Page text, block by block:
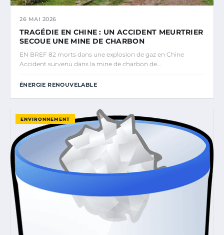
26 MAI 2026
TRAGÉDIE EN CHINE : UN ACCIDENT MEURTRIER
SECOUE UNE MINE DE CHARBON
EN BREF 82 morts dans une explosion de gaz en Chine
Accident survenu dans la mine de charbon de…
ÉNERGIE RENOUVELABLE
ENVIRONNEMENT